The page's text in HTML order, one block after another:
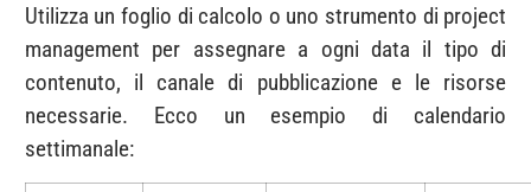
Utilizza un foglio di calcolo o uno strumento di project
management per assegnare a ogni data il tipo di
contenuto, il canale di pubblicazione e le risorse
necessarie. Ecco un esempio di calendario
settimanale: